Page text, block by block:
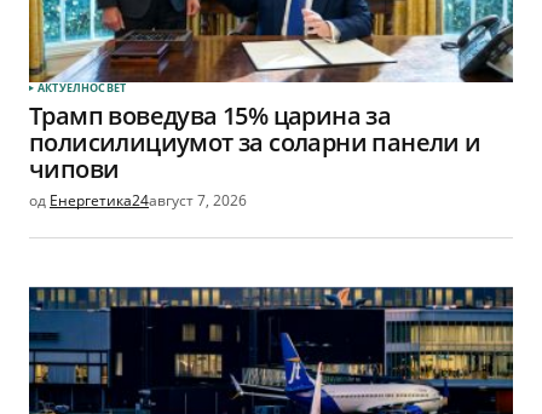
АКТУЕЛНОСВЕТ
Трамп воведува 15% царина за
полисилициумот за соларни панели и
чипови
од Енергетика24август 7, 2026